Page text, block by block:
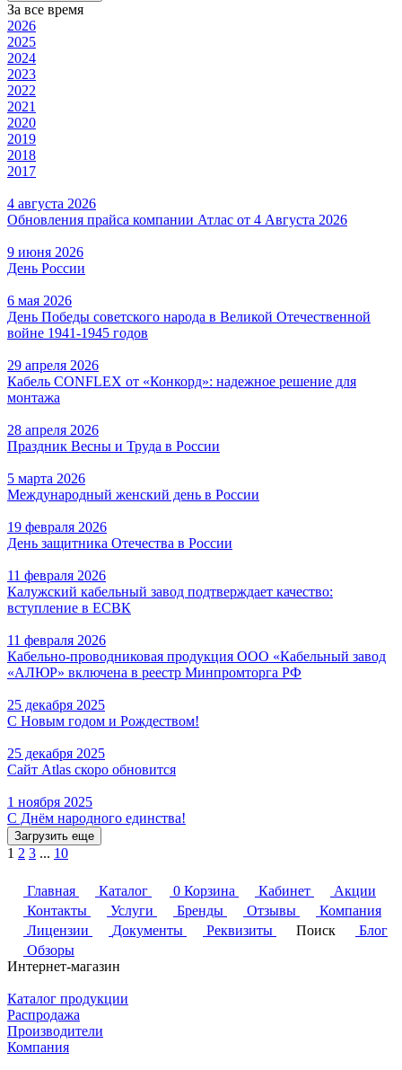
За все время
2026
2025
2024
2023
2022
2021
2020
2019
2018
2017
4 августа 2026
Обновления прайса компании Атлас от 4 Августа 2026
9 июня 2026
День России
6 мая 2026
День Победы советского народа в Великой Отечественной
войне 1941-1945 годов
29 апреля 2026
Кабель CONFLEX от «Конкорд»: надежное решение для
монтажа
28 апреля 2026
Праздник Весны и Труда в России
5 марта 2026
Международный женский день в России
19 февраля 2026
День защитника Отечества в России
11 февраля 2026
Калужский кабельный завод подтверждает качество:
вступление в ЕСВК
11 февраля 2026
Кабельно-проводниковая продукция ООО «Кабельный завод
«АЛЮР» включена в реестр Минпромторга РФ
25 декабря 2025
С Новым годом и Рождеством!
25 декабря 2025
Сайт Atlas скоро обновится
1 ноября 2025
С Днём народного единства!
Загрузить еще
1 2 3 ... 10
Главная Каталог 0 Корзина Кабинет
Акции
Контакты
Услуги Бренды Отзывы
Компания
Лицензии
Документы Реквизиты Поиск
Блог
Обзоры
Интернет-магазин
Каталог продукции
Распродажа
Производители
Компания